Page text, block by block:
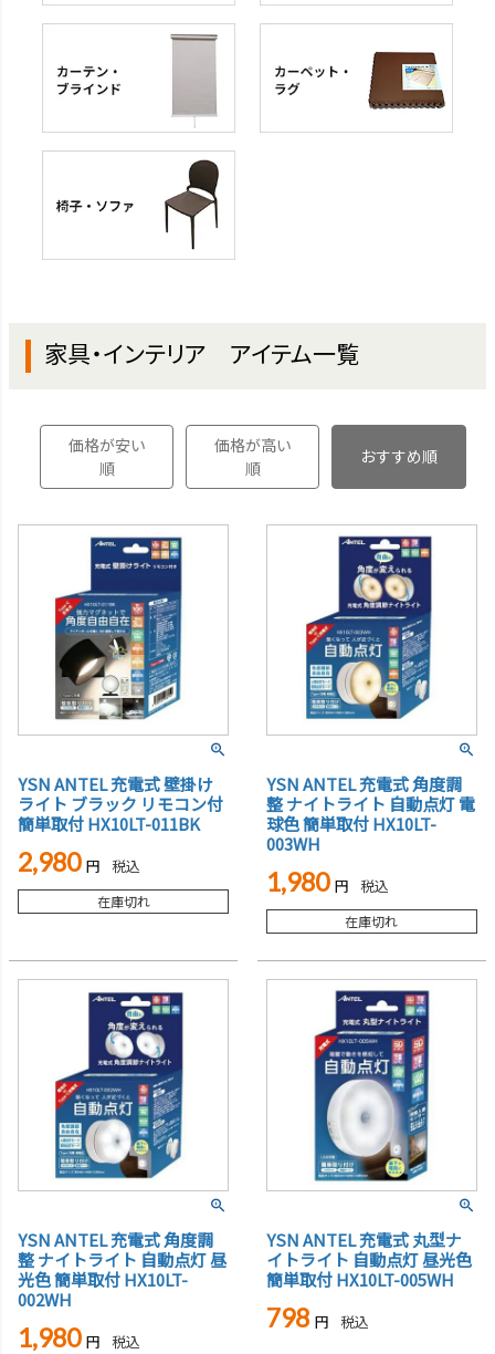
家具・インテリア アイテム一覧
価格が安い
順
価格が高い
順
おすすめ順
YSN ANTEL 充電式 壁掛け
ライト ブラック リモコン付
簡単取付 HX10LT-011BK
2,980 税込
在庫切れ
YSN ANTEL 充電式 角度調
整 ナイトライト 自動点灯 電
球色 簡単取付 HX10LT-
003WH
1,980 税込
在庫切れ
YSN ANTEL 充電式 角度調
整 ナイトライト 自動点灯 昼
光色 簡単取付 HX10LT-
002WH
1,980 税込
YSN ANTEL 充電式 丸型ナ
イトライト 自動点灯 昼光色
簡単取付 HX10LT-005WH
798 税込